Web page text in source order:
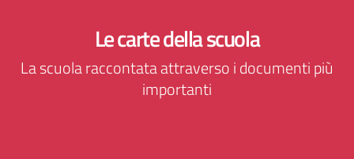
Le carte della scuola
La scuola raccontata attraverso i documenti più
importanti